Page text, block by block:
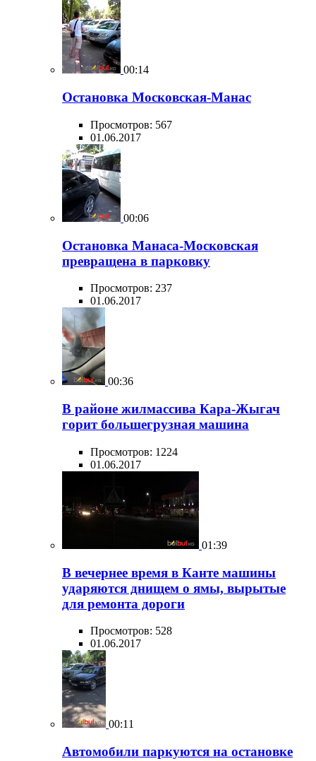
00:14
Остановка Московская-Манас
Просмотров: 567
01.06.2017
00:06
Остановка Манаса-Московская
превращена в парковку
Просмотров: 237
01.06.2017
00:36
В районе жилмассива Кара-Жыгач
горит большегрузная машина
Просмотров: 1224
01.06.2017
01:39
В вечернее время в Канте машины
ударяются днищем о ямы, вырытые
для ремонта дороги
Просмотров: 528
01.06.2017
00:11
Автомобили паркуются на остановке